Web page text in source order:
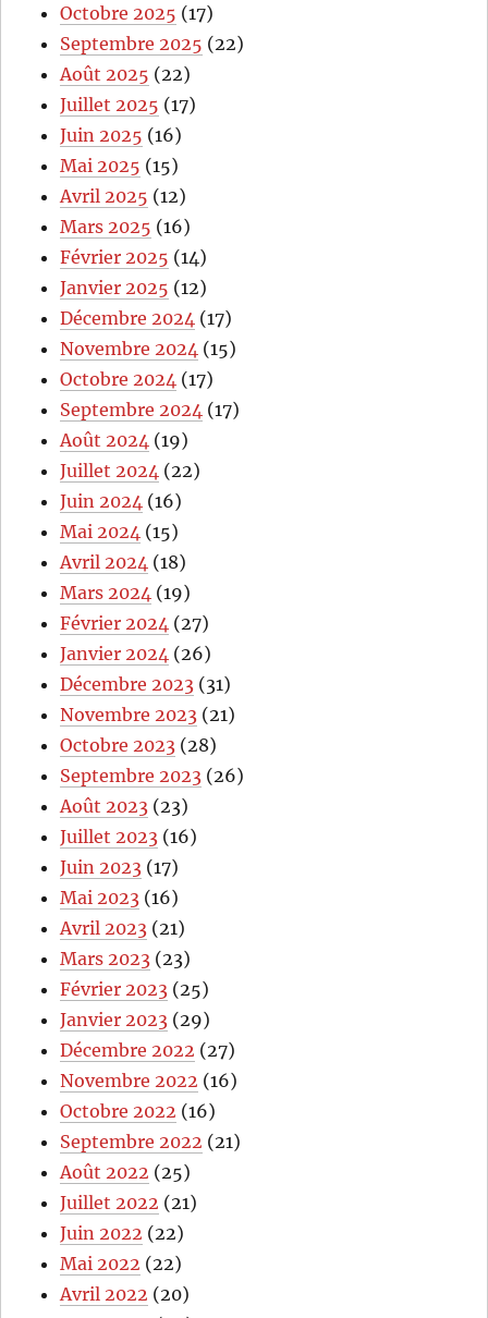
Octobre 2025 (17)
Septembre 2025 (22)
Août 2025 (22)
Juillet 2025 (17)
Juin 2025 (16)
Mai 2025 (15)
Avril 2025 (12)
Mars 2025 (16)
Février 2025 (14)
Janvier 2025 (12)
Décembre 2024 (17)
Novembre 2024 (15)
Octobre 2024 (17)
Septembre 2024 (17)
Août 2024 (19)
Juillet 2024 (22)
Juin 2024 (16)
Mai 2024 (15)
Avril 2024 (18)
Mars 2024 (19)
Février 2024 (27)
Janvier 2024 (26)
Décembre 2023 (31)
Novembre 2023 (21)
Octobre 2023 (28)
Septembre 2023 (26)
Août 2023 (23)
Juillet 2023 (16)
Juin 2023 (17)
Mai 2023 (16)
Avril 2023 (21)
Mars 2023 (23)
Février 2023 (25)
Janvier 2023 (29)
Décembre 2022 (27)
Novembre 2022 (16)
Octobre 2022 (16)
Septembre 2022 (21)
Août 2022 (25)
Juillet 2022 (21)
Juin 2022 (22)
Mai 2022 (22)
Avril 2022 (20)